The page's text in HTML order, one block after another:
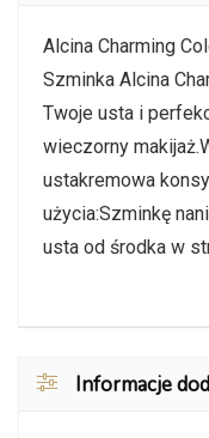
Alcina Charming
Szminka Alcina
Twoje usta i
wieczorny
ustakremowa
użycia:Szminkę
usta od środka w
Informacje